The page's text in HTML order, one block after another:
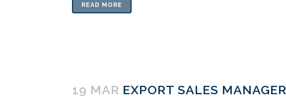
READ MORE
19 MAR EXPORT SALES